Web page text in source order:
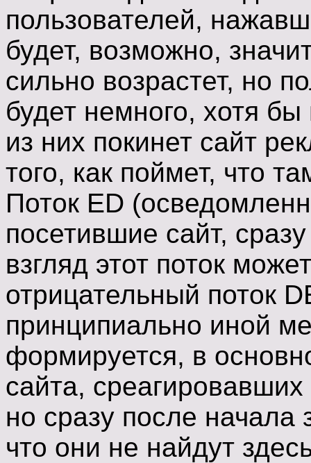
пользователей,
будет, возможно,
сильно возрастет, но
будет немного, хотя
из них покинет сайт
того, как поймет, что
Поток ED
посетившие сайт,
взгляд этот поток
отрицательный поток
принципиально иной
формируется, в
сайта,
но сразу после начала
что они не найдут